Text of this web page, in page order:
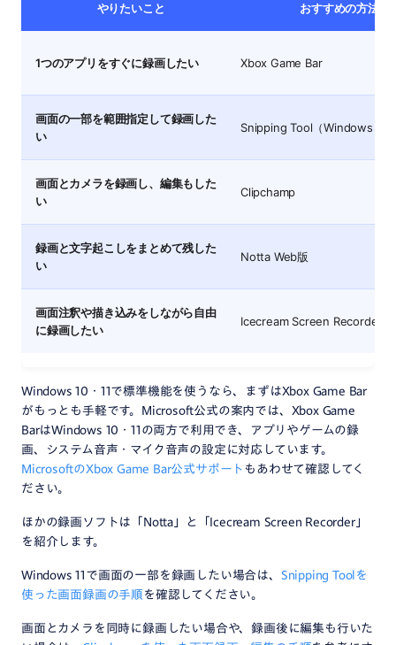
やりたいこと おすすめの方法
1つのアプリをすぐに録画したい Xbox Game Bar
画面の一部を範囲指定して録画した
い
Snipping Tool（Windows 11
画面とカメラを録画し、編集もした
い
Clipchamp
録画と文字起こしをまとめて残した
い
Notta Web版
画面注釈や描き込みをしながら自由
に録画したい
Icecream Screen Recorder
Windows 10・11で標準機能を使うなら、まずはXbox Game Bar
がもっとも手軽です。Microsoft公式の案内では、Xbox Game
BarはWindows 10・11の両方で利用でき、アプリやゲームの録
画、システム音声・マイク音声の設定に対応しています。
MicrosoftのXbox Game Bar公式サポート もあわせて確認してく
ださい。
ほかの録画ソフトは「Notta」と「Icecream Screen Recorder」
を紹介します。
Windows 11で画面の一部を録画したい場合は、 Snipping Toolを
使った画面録画の手順 を確認してください。
画面とカメラを同時に録画したい場合や、録画後に編集も行いた